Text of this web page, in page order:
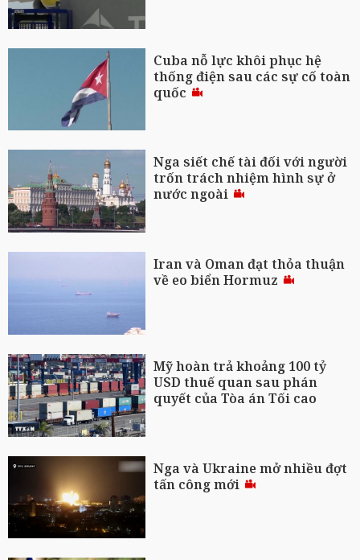
Cuba nỗ lực khôi phục hệ
thống điện sau các sự cố toàn
quốc
Nga siết chế tài đối với người
trốn trách nhiệm hình sự ở
nước ngoài
Iran và Oman đạt thỏa thuận
về eo biển Hormuz
Mỹ hoàn trả khoảng 100 tỷ
USD thuế quan sau phán
quyết của Tòa án Tối cao
Nga và Ukraine mở nhiều đợt
tấn công mới